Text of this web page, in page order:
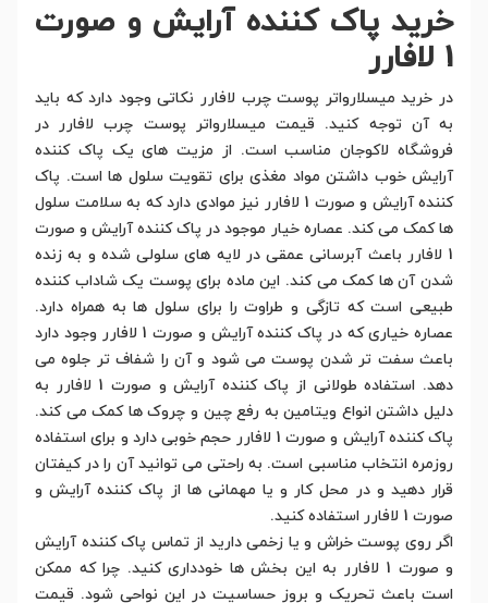
خرید پاک کننده آرایش و صورت
1 لافارر
در خرید میسلارواتر پوست چرب لافارر نکاتی وجود دارد که باید
به آن توجه کنید. قیمت میسلارواتر پوست چرب لافارر در
فروشگاه لاکوجان مناسب است. از مزیت های یک پاک کننده
آرایش خوب داشتن مواد مغذی برای تقویت سلول ها است. پاک
کننده آرایش و صورت 1 لافارر نیز موادی دارد که به سلامت سلول
ها کمک می کند. عصاره خیار موجود در پاک کننده آرایش و صورت
1 لافارر باعث آبرسانی عمقی در لایه های سلولی شده و به زنده
شدن آن ها کمک می کند. این ماده برای پوست یک شاداب کننده
طبیعی است که تازگی و طراوت را برای سلول ها به همراه دارد.
عصاره خیاری که در پاک کننده آرایش و صورت 1 لافارر وجود دارد
باعث سفت تر شدن پوست می شود و آن را شفاف تر جلوه می
دهد. استفاده طولانی از پاک کننده آرایش و صورت 1 لافارر به
دلیل داشتن انواع ویتامین به رفع چین و چروک ها کمک می کند.
پاک کننده آرایش و صورت 1 لافارر حجم خوبی دارد و برای استفاده
روزمره انتخاب مناسبی است. به راحتی می توانید آن را در کیفتان
قرار دهید و در محل کار و یا مهمانی ها از پاک کننده آرایش و
صورت 1 لافارر استفاده کنید.
اگر روی پوست خراش و یا زخمی دارید از تماس پاک کننده آرایش
و صورت 1 لافارر به این بخش ها خودداری کنید. چرا که ممکن
است باعث تحریک و بروز حساسیت در این نواحی شود. قیمت